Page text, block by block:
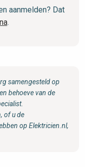
aanmelden? Dat
.
samengesteld op
behoeve van de
of u de
op Elektricien.nl,